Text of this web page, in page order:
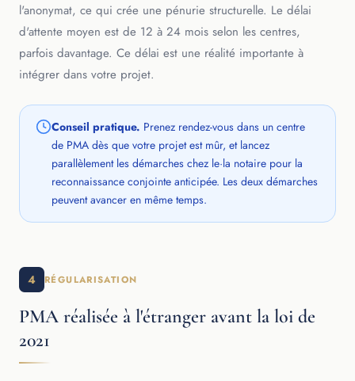
l'anonymat, ce qui crée une pénurie structurelle. Le délai
d'attente moyen est de 12 à 24 mois selon les centres,
parfois davantage. Ce délai est une réalité importante à
intégrer dans votre projet.
Conseil pratique. Prenez rendez-vous dans un centre
de PMA dès que votre projet est mûr, et lancez
parallèlement les démarches chez le·la notaire pour la
reconnaissance conjointe anticipée. Les deux démarches
peuvent avancer en même temps.
4 RÉGULARISATION
PMA réalisée à l'étranger avant la loi de
2021